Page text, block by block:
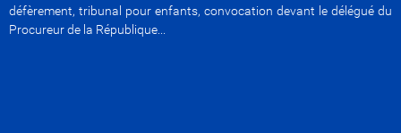
défèrement, tribunal pour enfants, convocation devant le délégué du
Procureur de la République...